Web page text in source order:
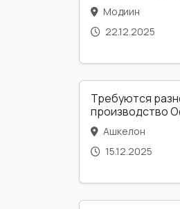
Модиин
22.12.2025
Требуются
производство
Ашкелон
15.12.2025